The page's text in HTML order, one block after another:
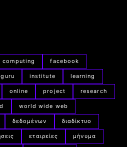
computing facebook
institute learning
online project research
world wide web
δεδομένων διαδίκτυο
εταιρείες μήνυμα